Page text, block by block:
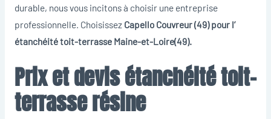
durable, nous vous incitons à choisir une entreprise
professionnelle. Choisissez Capello Couvreur (49) pour l’
étanchéité toit-terrasse Maine-et-Loire(49).
Prix et devis étanchéité toit-
terrasse résine